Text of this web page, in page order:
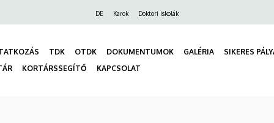
DE Karok Doktori iskolák
TDK OTDK DOKUMENTUMOK GALÉRIA
SIKERES
KORTÁRSSEGÍTŐ KAPCSOLAT